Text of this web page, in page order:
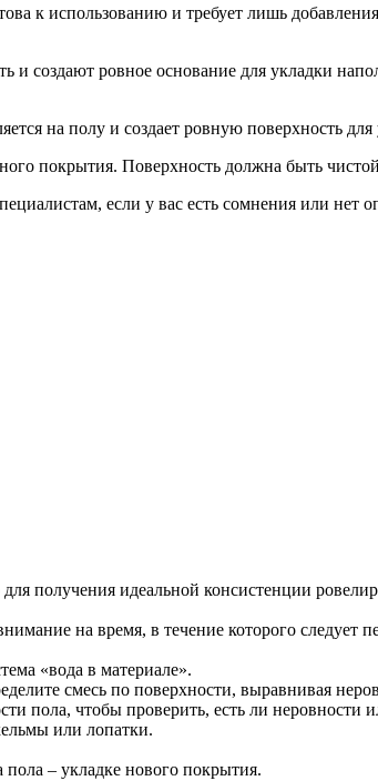
к использованию и требует лишь
и создают ровное основание для укладки
на полу и создает ровную поверхность
покрытия. Поверхность должна быть
если у вас есть сомнения или нет
получения идеальной консистенции
на время, в течение которого следует
«вода в материале».
смесь по поверхности, выравнивая
пола, чтобы проверить, есть ли неровности
или лопатки.
– укладке нового покрытия.